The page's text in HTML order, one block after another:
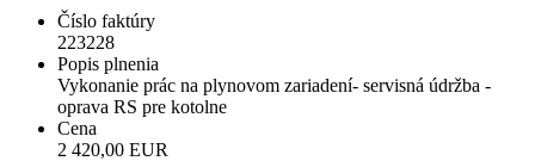
Číslo faktúry
223228
Popis plnenia
Vykonanie prác na plynovom zariadení- servisná údržba -
oprava RS pre kotolne
Cena
2 420,00 EUR